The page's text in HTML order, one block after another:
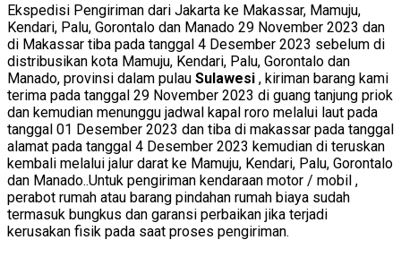
Ekspedisi Pengiriman dari Jakarta ke Makassar, Mamuju,
Kendari, Palu, Gorontalo dan Manado 29 November 2023 dan
di Makassar tiba pada tanggal 4 Desember 2023 sebelum di
distribusikan kota Mamuju, Kendari, Palu, Gorontalo dan
Manado, provinsi dalam pulau Sulawesi , kiriman barang kami
terima pada tanggal 29 November 2023 di guang tanjung priok
dan kemudian menunggu jadwal kapal roro melalui laut pada
tanggal 01 Desember 2023 dan tiba di makassar pada tanggal
alamat pada tanggal 4 Desember 2023 kemudian di teruskan
kembali melalui jalur darat ke Mamuju, Kendari, Palu, Gorontalo
dan Manado..Untuk pengiriman kendaraan motor / mobil ,
perabot rumah atau barang pindahan rumah biaya sudah
termasuk bungkus dan garansi perbaikan jika terjadi
kerusakan fisik pada saat proses pengiriman.